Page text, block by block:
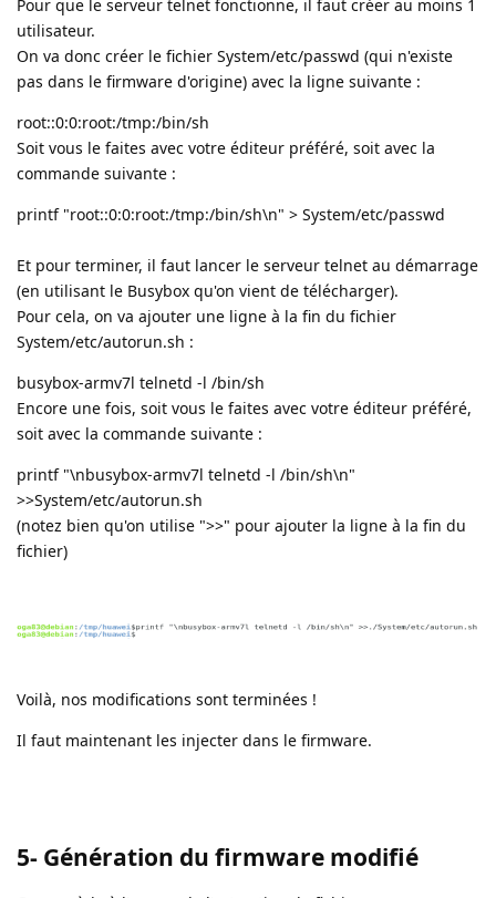
Pour que le serveur telnet fonctionne, il faut créer au moins 1
utilisateur.
On va donc créer le fichier System/etc/passwd (qui n'existe
pas dans le firmware d'origine) avec la ligne suivante :
root::0:0:root:/tmp:/bin/sh
Soit vous le faites avec votre éditeur préféré, soit avec la
commande suivante :
printf "root::0:0:root:/tmp:/bin/sh\n" > System/etc/passwd
Et pour terminer, il faut lancer le serveur telnet au démarrage
(en utilisant le Busybox qu'on vient de télécharger).
Pour cela, on va ajouter une ligne à la fin du fichier
System/etc/autorun.sh :
busybox-armv7l telnetd -l /bin/sh
Encore une fois, soit vous le faites avec votre éditeur préféré,
soit avec la commande suivante :
printf "\nbusybox-armv7l telnetd -l /bin/sh\n"
>>System/etc/autorun.sh
(notez bien qu'on utilise ">>" pour ajouter la ligne à la fin du
fichier)
Voilà, nos modifications sont terminées !
Il faut maintenant les injecter dans le firmware.
5- Génération du firmware modifié